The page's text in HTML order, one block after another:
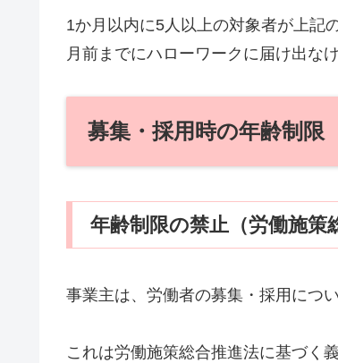
1か月以内に5人以上の対象者が上記
月前までにハローワークに届け出な
募集・採用時の年齢制限
年齢制限の禁止（労働施策
事業主は、労働者の募集・採用につ
これは労働施策総合推進法に基づく義